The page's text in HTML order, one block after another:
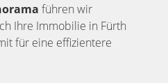
führen wir
Ihre Immobilie in Fürth
für eine effizientere